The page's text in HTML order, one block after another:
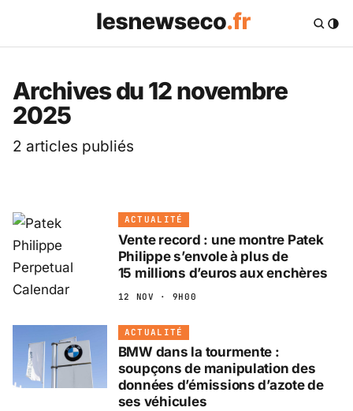
Les News Eco .fr —
Archives du 12 novembre
2025
2 articles publiés
ACTUALITÉ
Vente record : une montre Patek
Philippe s’envole à plus de
15 millions d’euros aux enchères
12 NOV · 9H00
ACTUALITÉ
BMW dans la tourmente :
soupçons de manipulation des
données d’émissions d’azote de
ses véhicules